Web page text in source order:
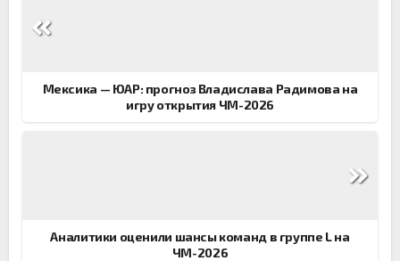
по
Мексика — ЮАР: прогноз Владислава Радимова на
игру открытия ЧМ-2026
Аналитики оценили шансы команд в группе L на
ЧМ-2026